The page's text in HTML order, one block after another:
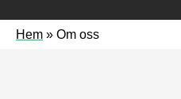
Hem » Om oss